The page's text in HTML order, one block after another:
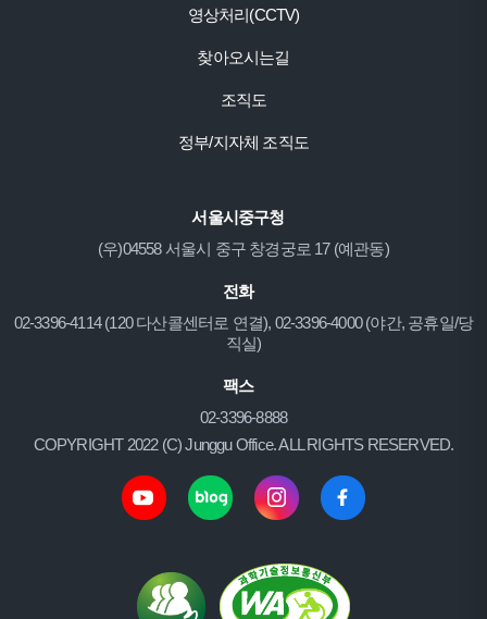
영상처리(CCTV)
찾아오시는길
조직도
정부/지자체 조직도
서울시중구청
(우)04558 서울시 중구 창경궁로 17 (예관동)
전화
02-3396-4114 (120 다산콜센터로 연결), 02-3396-4000 (야간, 공휴일/당
직실)
팩스
02-3396-8888
COPYRIGHT 2022 (C) Junggu Office. ALL RIGHTS RESERVED.